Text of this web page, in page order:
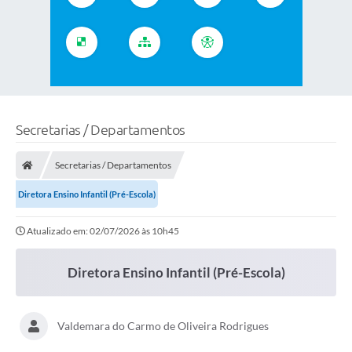
Secretarias / Departamentos
Secretarias / Departamentos
Diretora Ensino Infantil (Pré-Escola)
Atualizado em: 02/07/2026 às 10h45
Diretora Ensino Infantil (Pré-Escola)
Valdemara do Carmo de Oliveira Rodrigues